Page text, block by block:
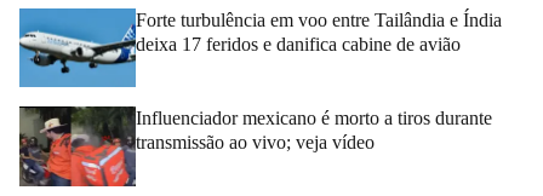
Forte turbulência em voo entre Tailândia e Índia
deixa 17 feridos e danifica cabine de avião
Influenciador mexicano é morto a tiros durante
transmissão ao vivo; veja vídeo